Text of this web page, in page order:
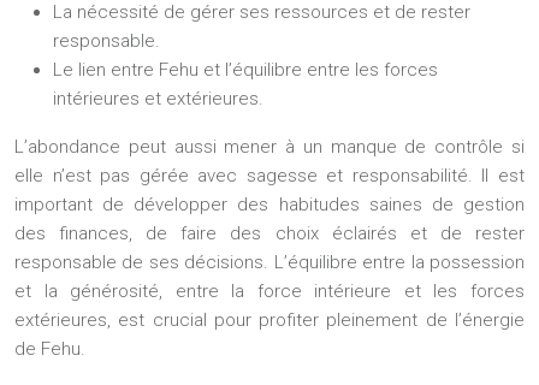
La nécessité de gérer ses ressources et de rester
responsable.
Le lien entre Fehu et l’équilibre entre les forces
intérieures et extérieures.
L’abondance peut aussi mener à un manque de contrôle si
elle n’est pas gérée avec sagesse et responsabilité. Il est
important de développer des habitudes saines de gestion
des finances, de faire des choix éclairés et de rester
responsable de ses décisions. L’équilibre entre la possession
et la générosité, entre la force intérieure et les forces
extérieures, est crucial pour profiter pleinement de l’énergie
de Fehu.